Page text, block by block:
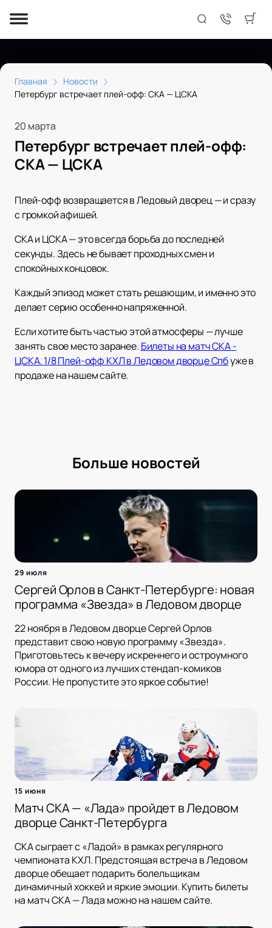
Главная
Новости
Петербург встречает плей-офф: СКА — ЦСКА
20 марта
Петербург встречает плей-офф:
СКА — ЦСКА
Плей-офф возвращается в Ледовый дворец — и сразу
с громкой афишей.
СКА и ЦСКА — это всегда борьба до последней
секунды. Здесь не бывает проходных смен и
спокойных концовок.
Каждый эпизод может стать решающим, и именно это
делает серию особенно напряженной.
Если хотите быть частью этой атмосферы — лучше
занять свое место заранее. Билеты на матч СКА -
ЦСКА. 1/8 Плей-офф КХЛ в Ледовом дворце Спбуже в
продаже на нашем сайте.
Больше новостей
29 июля
Сергей Орлов в Санкт-Петербурге: новая
программа «Звезда» в Ледовом дворце
22 ноября в Ледовом дворце Сергей Орлов
представит свою новую программу «Звезда».
Приготовьтесь к вечеру искреннего и остроумного
юмора от одного из лучших стендап-комиков
России. Не пропустите это яркое событие!
15 июня
Матч СКА — «Лада» пройдет в Ледовом
дворце Санкт-Петербурга
СКА сыграет с «Ладой» в рамках регулярного
чемпионата КХЛ. Предстоящая встреча в Ледовом
дворце обещает подарить болельщикам
динамичный хоккей и яркие эмоции. Купить билеты
на матч СКА — Лада можно на нашем сайте.